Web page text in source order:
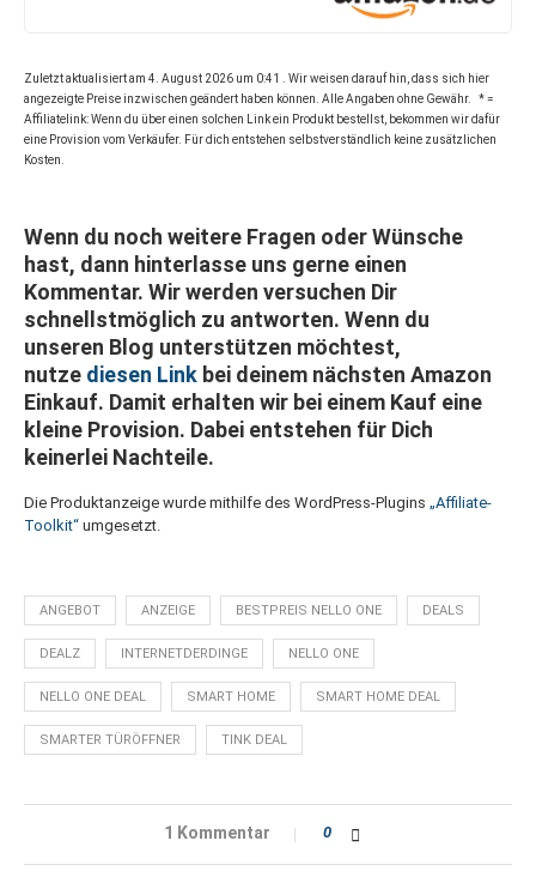
Zuletzt aktualisiert am 4. August 2026 um 0:41 . Wir weisen darauf hin, dass sich hier
angezeigte Preise inzwischen geändert haben können. Alle Angaben ohne Gewähr. * =
Affiliatelink: Wenn du über einen solchen Link ein Produkt bestellst, bekommen wir dafür
eine Provision vom Verkäufer. Für dich entstehen selbstverständlich keine zusätzlichen
Kosten.
Wenn du noch weitere Fragen oder Wünsche
hast, dann hinterlasse uns gerne einen
Kommentar. Wir werden versuchen Dir
schnellstmöglich zu antworten. Wenn du
unseren Blog unterstützen möchtest,
nutze diesen Link bei deinem nächsten Amazon
Einkauf. Damit erhalten wir bei einem Kauf eine
kleine Provision. Dabei entstehen für Dich
keinerlei Nachteile.
Die Produktanzeige wurde mithilfe des WordPress-Plugins „Affiliate-
Toolkit“ umgesetzt.
ANGEBOT ANZEIGE BESTPREIS NELLO ONE DEALS
DEALZ INTERNETDERDINGE NELLO ONE
NELLO ONE DEAL SMART HOME SMART HOME DEAL
SMARTER TÜRÖFFNER TINK DEAL
1 Kommentar 0